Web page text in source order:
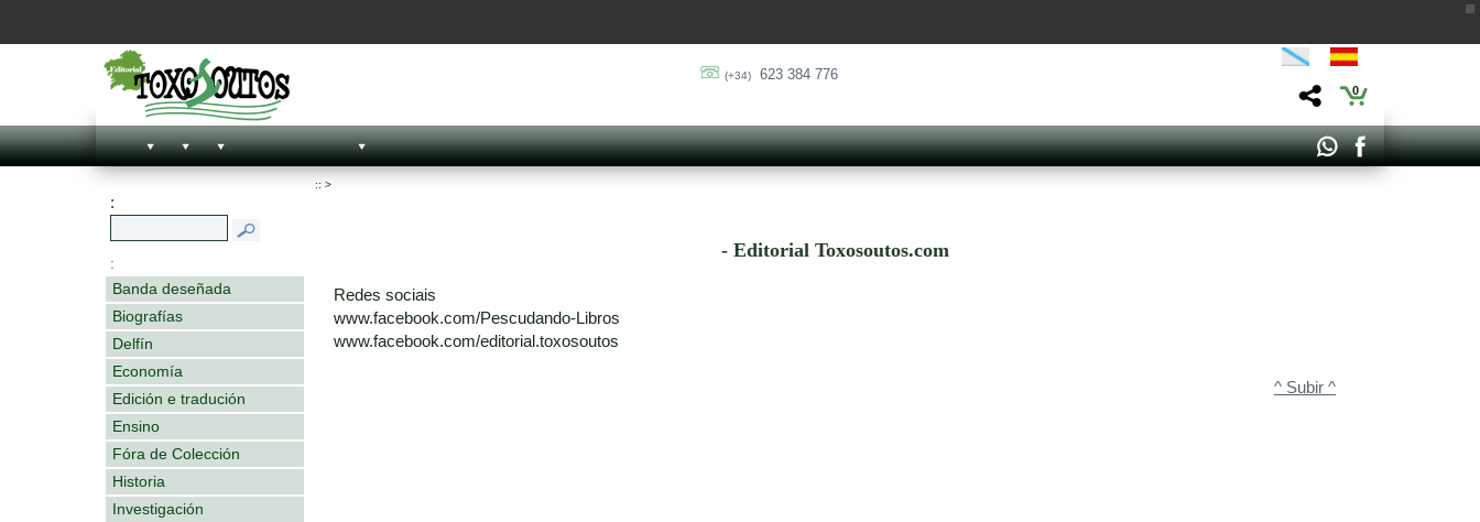
(+34) 623 384 776
0
:
:
Banda deseñada
Biografías
Delfín
Economía
Edición e tradución
Ensino
Fóra de Colección
Historia
Investigación
:: >
- Editorial Toxosoutos.com
Redes sociais
www.facebook.com/Pescudando-Libros
www.facebook.com/editorial.toxosoutos
^ Subir ^